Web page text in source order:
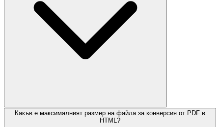
Какъв е максималният размер на файла за конверсия от PDF в
HTML?